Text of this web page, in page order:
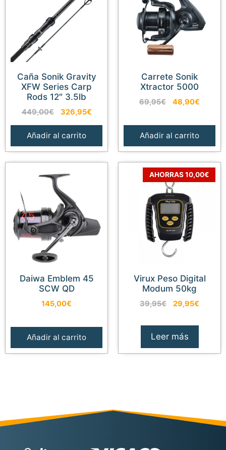
Caña Sonik Gravity
XFW Series Carp
Rods 12″ 3.5lb
449,00€
El
original
449,00€.
326,95€El
326,95€.
Añadir al carrito
Carrete Sonik
Xtractor 5000
69,95€
El
era:
48,90€
Añadir al carrito
Daiwa Emblem 45
SCW QD
145,00€
Añadir al carrito
AHORRAS 10,00€
Virux Peso Digital
Modum 50kg
39,95€
El
original
era:
29,95€
Leer más